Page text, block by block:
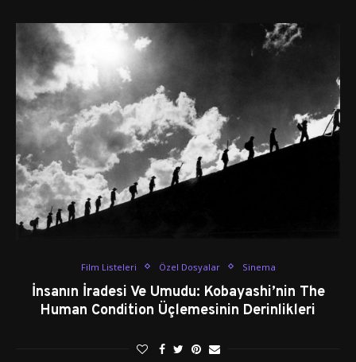
Film Listeleri Özel Dosyalar Sinema
İnsanın İradesi Ve Umudu: Kobayashi’nin The
Human Condition Üçlemesinin Derinlikleri